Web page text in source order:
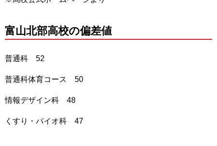
富山北部高校の偏差値
普通科 52
普通科体育コース 50
情報デザイン科 48
くすり・バイオ科 47